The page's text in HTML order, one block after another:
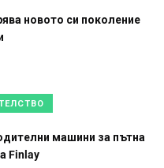
новото си поколение
машини за пътна
Finlay